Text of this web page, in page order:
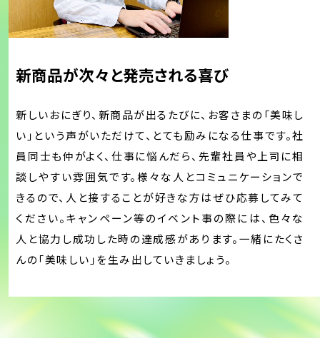
新商品が次々と発売される喜び
新しいおにぎり、新商品が出るたびに、お客さまの「美味し
い」という声がいただけて、とても励みになる仕事です。社
員同士も仲がよく、仕事に悩んだら、先輩社員や上司に相
談しやすい雰囲気です。様々な人とコミュニケーションで
きるので、人と接することが好きな方はぜひ応募してみて
ください。キャンペーン等のイベント事の際には、色々な
人と協力し成功した時の達成感があります。一緒にたくさ
んの「美味しい」を生み出していきましょう。